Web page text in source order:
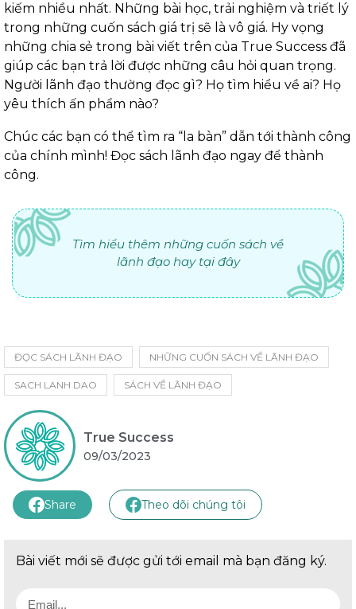
kiếm nhiều nhất. Những bài học, trải nghiệm và triết lý
trong những cuốn sách giá trị sẽ là vô giá. Hy vọng
những chia sẻ trong bài viết trên của True Success đã
giúp các bạn trả lời được những câu hỏi quan trọng.
Người lãnh đạo thường đọc gì? Họ tìm hiểu về ai? Họ
yêu thích ấn phẩm nào?
Chúc các bạn có thể tìm ra “la bàn” dẫn tới thành công
của chính mình! Đọc sách lãnh đạo ngay để thành
công.
Tìm hiểu thêm những cuốn sách về
lãnh đạo hay tại đây
ĐỌC SÁCH LÃNH ĐẠO NHỮNG CUỐN SÁCH VỀ LÃNH ĐẠO
SACH LANH DAO SÁCH VỀ LÃNH ĐẠO
True Success
09/03/2023
Share Theo dõi chúng tôi
Bài viết mới sẽ được gửi tới email mà bạn đăng ký.